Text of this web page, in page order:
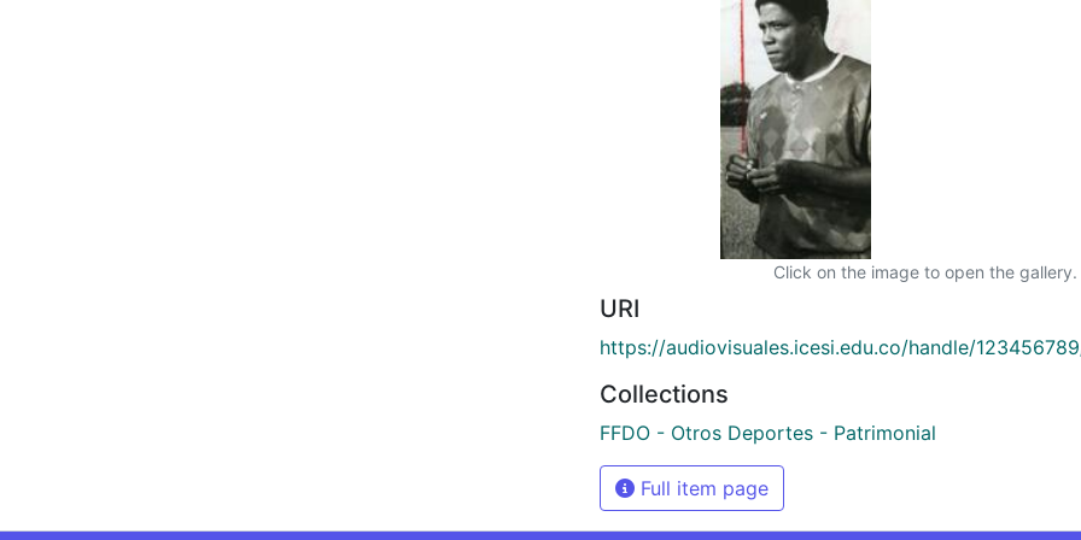
Click on the image to open the gallery.
URI
https://audiovisuales.icesi.edu.co/handle/
Collections
FFDO - Otros Deportes - Patrimonial
Full item page